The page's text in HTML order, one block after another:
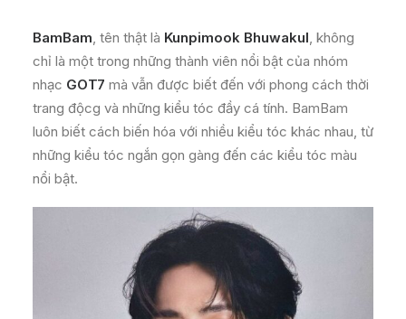
BamBam, tên thật là Kunpimook Bhuwakul, không
chỉ là một trong những thành viên nổi bật của nhóm
nhạc GOT7 mà vẫn được biết đến với phong cách thời
trang độcg và những kiểu tóc đầy cá tính. BamBam
luôn biết cách biến hóa với nhiều kiểu tóc khác nhau, từ
những kiểu tóc ngắn gọn gàng đến các kiểu tóc màu
nổi bật.